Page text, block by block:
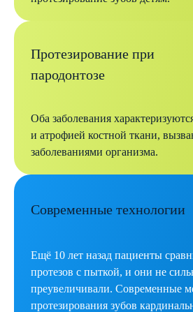
Протезирование при
пародонтозе
Оба заболевания
и атрофией костной ткани,
заболеваниями организма.
Современные технологии
Ещё 10 лет назад пациенты
протезов с пыткой, и они не
преувеличивали. Современные
протезирования зубов